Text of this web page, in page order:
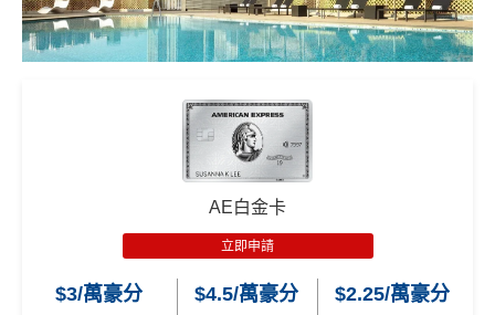
AE白金卡
立即申請
$3/萬豪分 $4.5/萬豪分 $2.25/萬豪分